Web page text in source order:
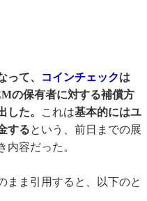
って、 コインチェックは
の保有者に対する補償方
した。
これは基本的にはユ
するという、前日までの展
内容だった。
ま引用すると、以下のと